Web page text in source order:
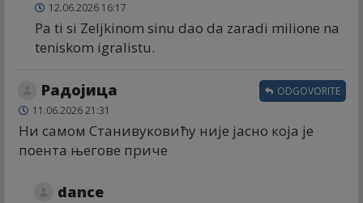
12.06.2026 16:17
Pa ti si Zeljkinom sinu dao da zaradi milione na
teniskom igralistu.
Радојица
11.06.2026 21:31
Ни самом Станивуковићу није јасно која је
поента његове приче
ODGOVORITE
dance